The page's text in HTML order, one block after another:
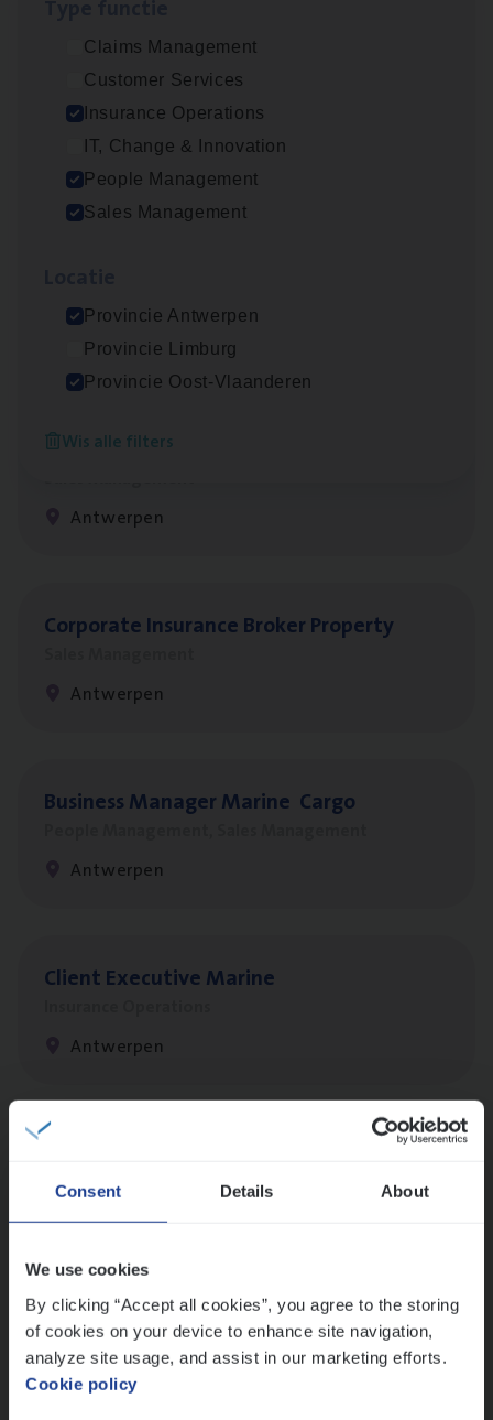
Consent Details About
We use cookies
By clicking “Accept all cookies”, you agree to the storing
of cookies on your device to enhance site navigation,
analyze site usage, and assist in our marketing efforts.
Cookie policy
Claims Management
Customer Services
Insurance Operations
IT, Change & Innovation
People Management
Sales Management
Provincie Antwerpen
Provincie Limburg
Provincie Oost-Vlaanderen
Wis alle filters
Dos­sier­be­heer­der ver­ze­ke­rin­gen — Soci­al
Pro­fit en Public
Insurance Operations
Antwerpen
Insurance Operations
Beveren
Insu­ran­ce Bro­ker
Antwerpen
Cor­po­ra­te Insu­ran­ce Bro­ker Property
Antwerpen
Busi­ness Mana­ger Mari­ne Cargo
Antwerpen
Client Exe­cu­ti­ve Marine
Antwerpen
Dos­sier­be­heer­der Pro­per­ty verzekeringen
Insurance Operations
Antwerpen en Hasselt
Dos­sier­be­heer­der Onder­ne­min­gen Van­b­
re­da Huys­mans — Mechelen
Insurance Operations